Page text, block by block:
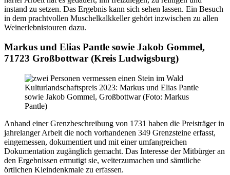
instand zu setzen. Das Ergebnis kann sich sehen lassen. Ein Besuch
in dem prachtvollen Muschelkalkkeller gehört inzwischen zu allen
Weinerlebnistouren dazu.
Markus und Elias Pantle sowie Jakob Gommel,
71723 Großbottwar (Kreis Ludwigsburg)
Kulturlandschaftspreis 2023: Markus und Elias Pantle
sowie Jakob Gommel, Großbottwar (Foto: Markus
Pantle)
Anhand einer Grenzbeschreibung von 1731 haben die Preisträger in
jahrelanger Arbeit die noch vorhandenen 349 Grenzsteine erfasst,
eingemessen, dokumentiert und mit einer umfangreichen
Dokumentation zugänglich gemacht. Das Interesse der Mitbürger an
den Ergebnissen ermutigt sie, weiterzumachen und sämtliche
örtlichen Kleindenkmale zu erfassen.